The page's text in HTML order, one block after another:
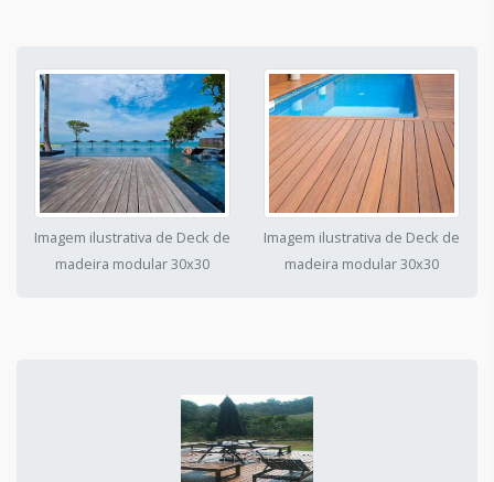
Imagem ilustrativa de Deck de
madeira modular 30x30
Imagem ilustrativa de Deck de
madeira modular 30x30